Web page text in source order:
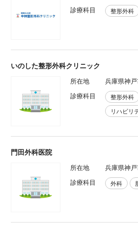
診療科目
整形外科
いのした整形外科クリニック
所在地
兵庫県神
診療科目
整形外科
リハビリ
門田外科医院
所在地
兵庫県神
診療科目
外科